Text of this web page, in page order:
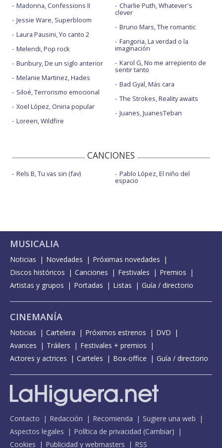
Madonna, Confessions II
Jessie Ware, Superbloom
Laura Pausini, Yo canto 2
Melendi, Pop rock
Bunbury, De un siglo anterior
Melanie Martinez, Hades
Siloé, Terrorismo emocional
Xoel López, Oniria popular
Loreen, Wildfire
Charlie Puth, Whatever's
clever
Bruno Mars, The romantic
Fangoria, La verdad o la
imaginación
Karol G, No me arrepiento de
sentir tanto
Bad Gyal, Más cara
The Strokes, Reality awaits
Juanes, JuanesTeban
CANCIONES
Rels B, Tu vas sin (fav) Pablo López, El niño del
espacio
MUSICALIA
Noticias Novedades
Próximas novedades
Discos históricos
Canciones Festivales
Premios
Artistas y grupos
Portadas Listas Guía / directorio
CINEMANÍA
Noticias Cartelera Próximos estrenos
DVD
Avances
Tráilers
Festivales + premios
Actores y actrices
Carteles Box-office Guía / directorio
Contacto Redacción Recomienda
Sugiere una web
Aspectos legales
Política de privacidad (Cambiar)
Cookies
Publicidad y webmasters RSS